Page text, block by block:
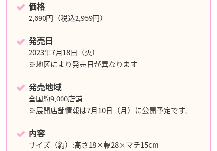
価格
2,690円（税込2,959円）
発売日
2023年7月18日（火）
※地区により発売日が異なります
発売地域
全国約9,000店舗
※展開店舗情報は7月10日（月）に公開予定です。
内容
サイズ（約）:高さ18×幅28×マチ15cm